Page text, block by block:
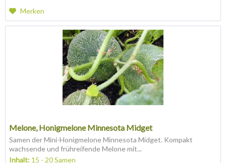
Merken
Melone, Honigmelone Minnesota Midget
Samen der Mini-Honigmelone Minnesota Midget. Kompakt
wachsende und frühreifende Melone mit...
Inhalt: 15 - 20 Samen